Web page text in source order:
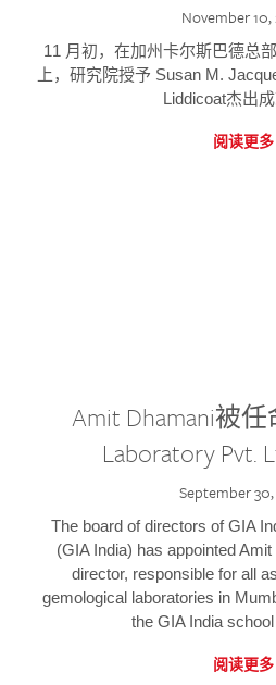
November 10,
11 月初，在加州卡尔斯巴德总
上，研究院授予 Susan M.
Liddicoat杰出成
阅读更多
Amit Dhamani被任
Laboratory Pvt.
September
The board of directors of GIA
(GIA India) has appointed
director, responsible for all
gemological laboratories in
the GIA India
阅读更多